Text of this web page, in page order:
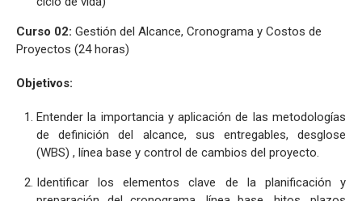
Curso 02: Gestión del Alcance, Cronograma y Costos de
Proyectos (24 horas)
Objetivos:
Entender la importancia y aplicación de las metodologías
de definición del alcance, sus entregables, desglose
(WBS) , línea base y control de cambios del proyecto.
Identificar los elementos clave de la planificación y